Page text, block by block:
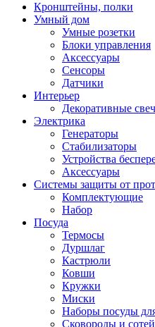
Кронштейны, полки
Умный дом
Умные розетки
Блоки управления
Аксессуары
Сенсоры
Датчики
Интерьер
Декоративные
Электрика
Генераторы
Стабилизаторы
Устройства
Аксессуары
Системы защиты от
Комплектующие
Набор
Посуда
Термосы
Дуршлаг
Кастрюли
Ковши
Кружки
Миски
Наборы посуды
Сковороды и